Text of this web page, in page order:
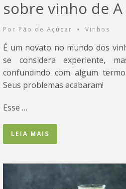
sobre vinho de A
Por Pão de Açúcar • Vinhos
É um novato no mundo dos
se considera experiente,
confundindo com algum
Seus problemas acabaram!
Esse …
LEIA MAIS